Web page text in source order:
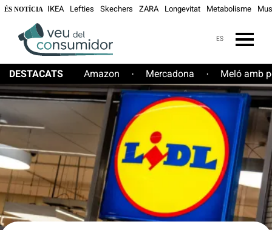
ÉS NOTÍCIA IKEA Lefties Skechers ZARA Longevitat Metabolisme
ES
DESTACATS Amazon · Mercadona · Meló amb